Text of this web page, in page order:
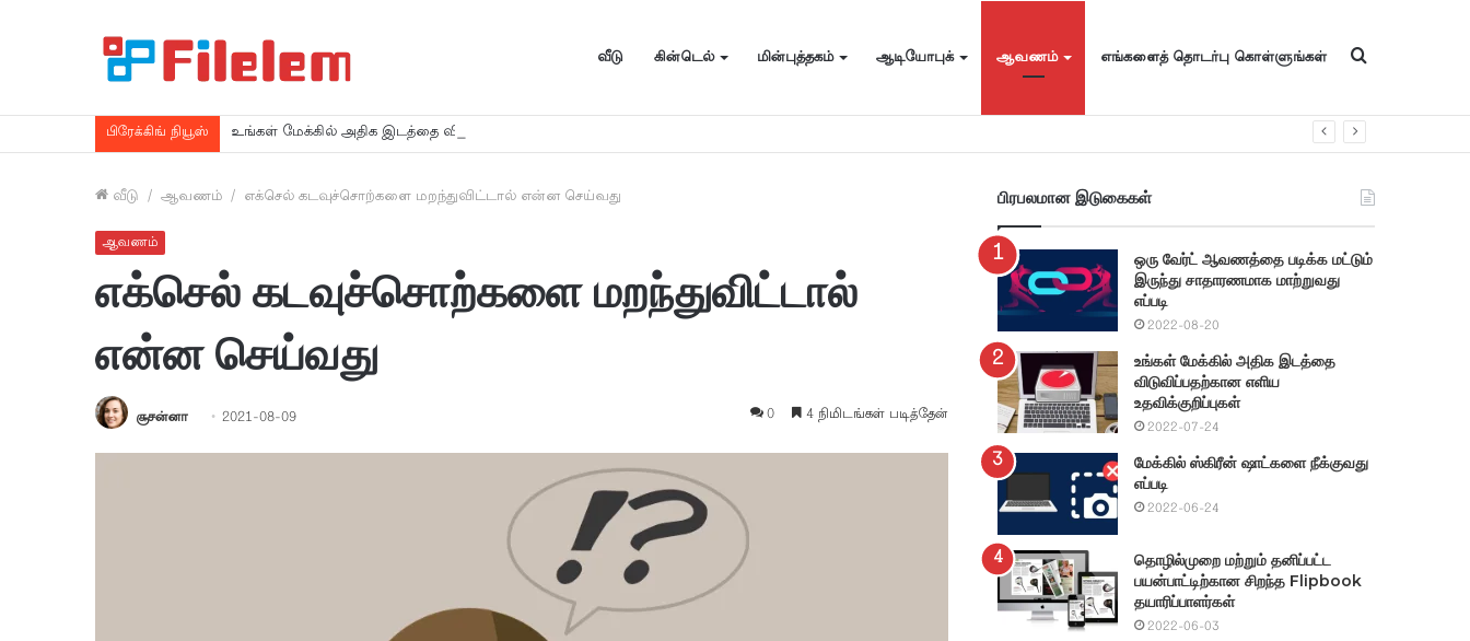
வீடு கின்டெல் மின்புத்தகம் ஆடியோபுக் ஆவணம் எங்களைத் தொடர்பு கொள்ளுங்கள் தேடுங்கள்
பிரேக்கிங் நியூஸ் உங்கள் மேக்கில் அதிக இடத்தை விடுவிப்பதற்கான எளிய உதவிக்குறிப்புகள்
வீடு / ஆவணம் / எக்செல் கடவுச்சொற்களை மறந்துவிட்டால் என்ன செய்வது
ஆவணம்
எக்செல் கடவுச்சொற்களை மறந்துவிட்டால்
என்ன செய்வது
சூசன்னா 2021-08-09 0 4 நிமிடங்கள் படித்தேன்
பிரபலமான இடுகைகள்
ஒரு வேர்ட் ஆவணத்தை படிக்க மட்டும்
இருந்து சாதாரணமாக மாற்றுவது
எப்படி
2022-08-20
உங்கள் மேக்கில் அதிக இடத்தை
விடுவிப்பதற்கான எளிய
உதவிக்குறிப்புகள்
2022-07-24
மேக்கில் ஸ்கிரீன் ஷாட்களை நீக்குவது
எப்படி
2022-06-24
தொழில்முறை மற்றும் தனிப்பட்ட
பயன்பாட்டிற்கான சிறந்த Flipbook
தயாரிப்பாளர்கள்
2022-06-03